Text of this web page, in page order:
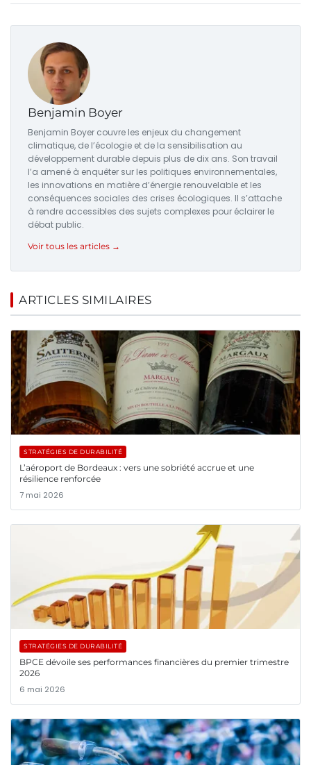
Benjamin Boyer
Benjamin Boyer couvre les enjeux du changement
climatique, de l’écologie et de la sensibilisation au
développement durable depuis plus de dix ans. Son travail
l’a amené à enquêter sur les politiques environnementales,
les innovations en matière d’énergie renouvelable et les
conséquences sociales des crises écologiques. Il s’attache
à rendre accessibles des sujets complexes pour éclairer le
débat public.
Voir tous les articles →
ARTICLES SIMILAIRES
STRATÉGIES DE DURABILITÉ
L’aéroport de Bordeaux : vers une sobriété accrue et une
résilience renforcée
7 mai 2026
STRATÉGIES DE DURABILITÉ
BPCE dévoile ses performances financières du premier trimestre
2026
6 mai 2026